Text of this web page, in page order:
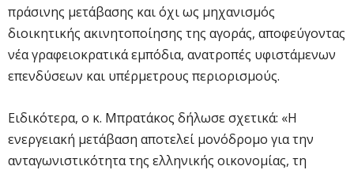
πράσινης μετάβασης και όχι ως μηχανισμός
διοικητικής ακινητοποίησης της αγοράς, αποφεύγοντας
νέα γραφειοκρατικά εμπόδια, ανατροπές υφιστάμενων
επενδύσεων και υπέρμετρους περιορισμούς.
Ειδικότερα, ο κ. Μπρατάκος δήλωσε σχετικά: «Η
ενεργειακή μετάβαση αποτελεί μονόδρομο για την
ανταγωνιστικότητα της ελληνικής οικονομίας, τη